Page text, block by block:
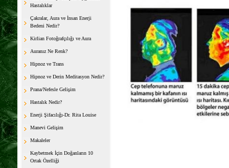
Hastalıklar
Çakralar, Aura ve İnsan Enerji
Bedeni Nedir?
Kirlian Fotoğrafçılığı ve Aura
Auranız Ne Renk?
Hipnoz ve Trans
Hipnoz ve Derin Meditasyon Nedir?
Prana/Nefesle Gelişim
Hastalık Nedir?
Enerji Şifacılığı-Dr. Rita Louise
Manevi Gelişim
Makaleler
Kaybetmek İçin Doğanların 10
Ortak Özelliği